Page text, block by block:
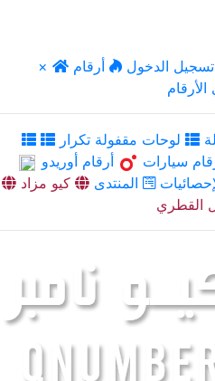
× تسجيل الدخول
أرقام
لوحات مقفولة تكرار
سيارات
أرقام أوريدو
المنتدى
كيو مزاد
القطري